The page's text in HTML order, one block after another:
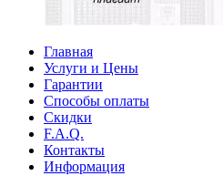
Главная
Услуги и Цены
Гарантии
Способы оплаты
Скидки
F.A.Q.
Контакты
Информация